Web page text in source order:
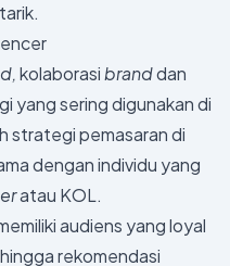
kolaborasibranddan
yang sering digunakan di
strategi pemasaran di
dengan individu yang
atau KOL.
audiens yang loyal
rekomendasi